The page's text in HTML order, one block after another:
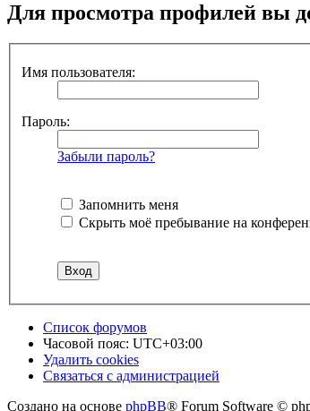
Для просмотра профилей вы
Имя пользователя:
Пароль:
Забыли пароль?
Запомнить меня
Скрыть моё пребывание на
Список форумов
Часовой пояс: UTC+03:00
Удалить cookies
Связаться с администрацией
Создано на основе phpBB® Forum Software ©